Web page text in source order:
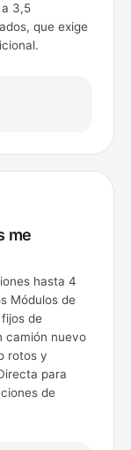
3,5
que exige
me
hasta 4
Módulos de
de
camión nuevo
rotos y
para
de